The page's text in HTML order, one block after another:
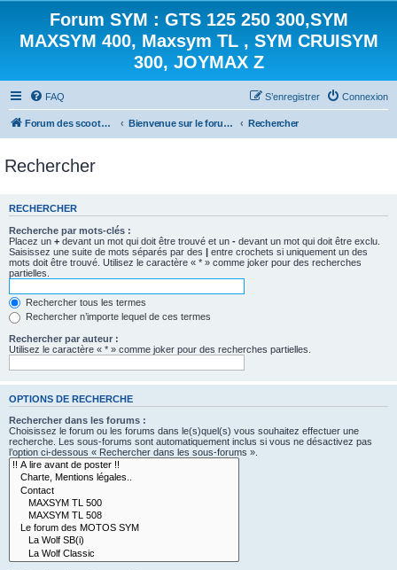
Forum SYM : GTS 125 250 300,SYM
MAXSYM 400, Maxsym TL , SYM CRUISYM
300, JOYMAX Z
FAQ Connexion
S’enregistrer
Forum des scooters SYM - GTS -MAXSYM - CRUISYM - JOYMAX - Maxsym TL Bienvenue sur le forum des scooters de la gamme SYM Rechercher
Rechercher
RECHERCHER
Recherche par mots-clés :
Placez un + devant un mot qui doit être trouvé et un - devant un mot qui doit être exclu.
Saisissez une suite de mots séparés par des | entre crochets si uniquement un des
mots doit être trouvé. Utilisez le caractère « * » comme joker pour des recherches
partielles.
Rechercher tous les termes
Rechercher n’importe lequel de ces termes
Rechercher par auteur :
Utilisez le caractère « * » comme joker pour des recherches partielles.
OPTIONS DE RECHERCHE
Rechercher dans les forums :
Choisissez le forum ou les forums dans le(s)quel(s) vous souhaitez effectuer une
recherche. Les sous-forums sont automatiquement inclus si vous ne désactivez pas
l’option ci-dessous « Rechercher dans les sous-forums ».